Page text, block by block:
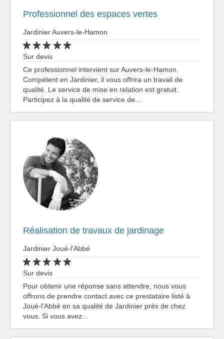
Professionnel des espaces vertes
Jardinier Auvers-le-Hamon
Sur devis
Ce professionnel intervient sur Auvers-le-Hamon.
Compétent en Jardinier, il vous offrira un travail de
qualité. Le service de mise en relation est gratuit.
Participez à la qualité de service de…
Réalisation de travaux de jardinage
Jardinier Joué-l'Abbé
Sur devis
Pour obtenir une réponse sans attendre, nous vous
offrons de prendre contact avec ce prestataire listé à
Joué-l'Abbé en sa qualité de Jardinier près de chez
vous. Si vous avez…